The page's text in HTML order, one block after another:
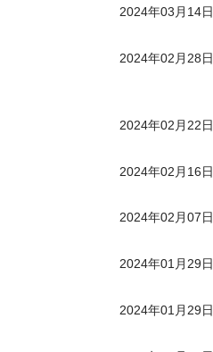
2024年03月14日
2024年02月28日
2024年02月22日
2024年02月16日
2024年02月07日
2024年01月29日
2024年01月29日